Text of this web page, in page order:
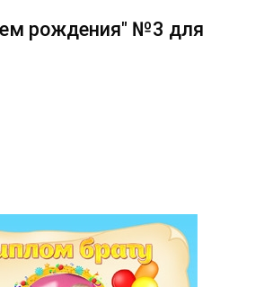
рождения" №3 для